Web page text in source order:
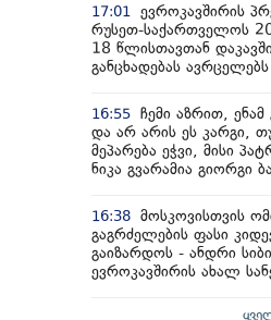
17:01
ევროკავშირის
რუსეთ-საქართველოს
18 წლისთავთან
განცხადებას ავრცელებს
16:55 ჩემი აზრით,
და არ არის ეს კარგი,
მეპარება ეჭვი, მისი
ნიკა გვარამია გიორგი
16:38 მოსკოვისთვის
გაგრძელების ფასი
გაიზარდოს - ანდრი
ევროკავშირის ახალ